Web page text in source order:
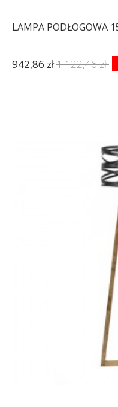
LAMPA PODŁOGOWA
942,86 zł1 122,46 zł